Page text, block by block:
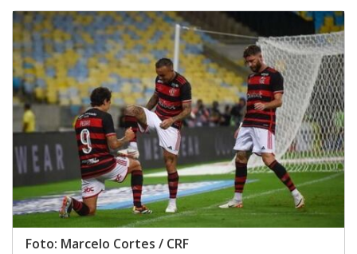
Foto: Marcelo Cortes / CRF